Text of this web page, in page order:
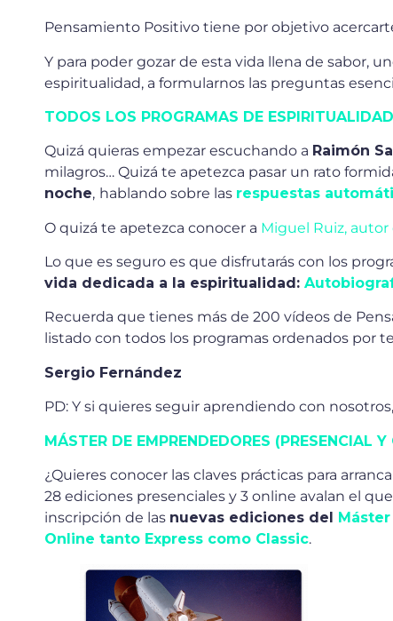
Pensamiento Positivo tiene por objetivo
Y para poder gozar de esta vida llena de sabor,
espiritualidad, a formularnos las preguntas
TODOS LOS PROGRAMAS DE
Quizá quieras empezar escuchando a Raimón
milagros… Quizá te apetezca pasar un rato
noche, hablando sobre las respuestas
O quizá te apetezca conocer a Miguel Ruiz,
Lo que es seguro es que disfrutarás con los
vida dedicada a la espiritualidad:
Recuerda que tienes más de 200 vídeos de
listado con todos los programas ordenados
Sergio Fernández
PD: Y si quieres seguir aprendiendo con
MÁSTER DE EMPRENDEDORES (PRESENCIAL Y
¿Quieres conocer las claves prácticas para
28 ediciones presenciales y 3 online avalan el
inscripción de las nuevas ediciones del
Online tanto Express como Classic.